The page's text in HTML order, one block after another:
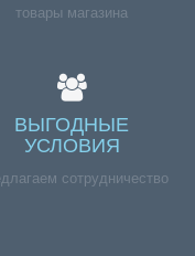
товары магазина
ВЫГОДНЫЕ
УСЛОВИЯ
сотрудничество